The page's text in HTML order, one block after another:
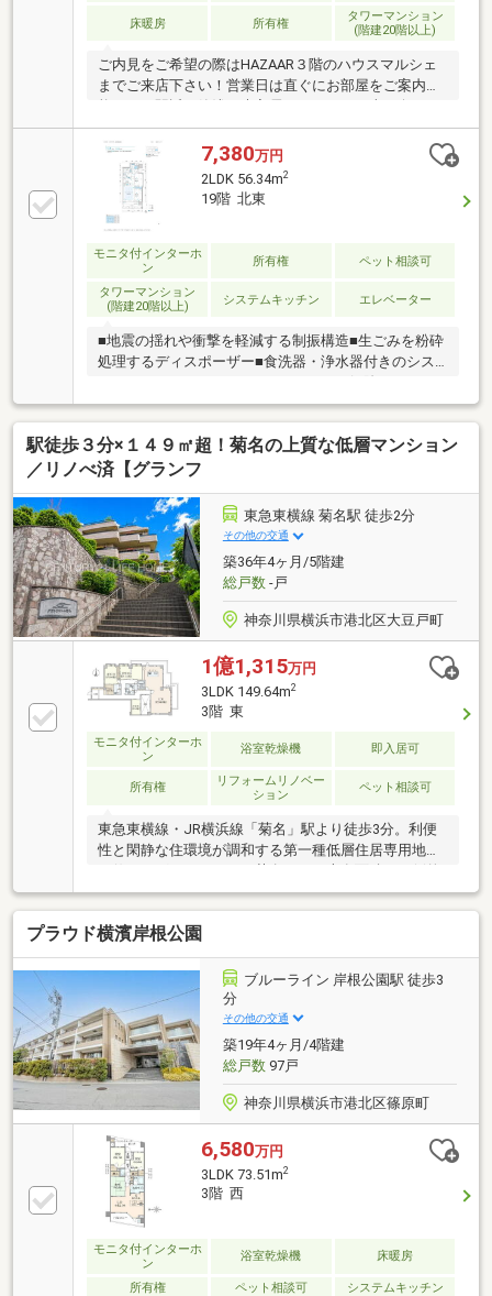
床暖房 所有権
タワーマンション
(階建20階以上)
ご内見をご希望の際はHAZAAR３階のハウスマルシェ
までご来店下さい！営業日は直ぐにお部屋をご案内可
制震構造 ２４時間ゴミ出し可
7,380万円
2LDK 56.34m2
19階 北東
モニタ付インターホ
ン
所有権 ペット相談可
タワーマンション
(階建20階以上)
システムキッチン エレベーター
■地震の揺れや衝撃を軽減する制振構造■生ごみを粉砕
処理するディスポーザー■食洗器・浄水器付きのシス
「bitlock」を採用■ペット飼育可（細則あり）■5階部
分に「個室ワークスペース」「ラウンジエリア」「キ
ッチンスタジオ」を備えた居住者専用施設■商業施設
「HAZAAR」一体型マンション■セコムによる24時間遠
場あり■全室二重サッシ
駅徒歩３分×１４９㎡超！菊名の上質な低層マンション
／リノべ済【グランフ
東急東横線 菊名駅 徒歩2分
その他の交通
築36年4ヶ月/5階建
総戸数-戸
神奈川県横浜市港北区大豆戸町
1億1,315万円
3LDK 149.64m2
3階 東
モニタ付インターホ
ン
浴室乾燥機 即入居可
所有権
リフォームリノベー
ション
ペット相談可
東急東横線・JR横浜線「菊名」駅より徒歩3分。利便
性と閑静な住環境が調和する第一種低層住居専用地域
に佇む、グランフォルム菊名です。専有面積は圧倒的
なゆとりを誇る149.64㎡。平成2年築の重厚感あるRC
造5階建の3階部分で、27.29㎡の広々としたバルコニー
が心地よい開放感を演出します。室内は2020年12月に
フルリノベーションを施しており、細部までこだわり
抜いたモダンで上質な住空間に生まれ変わっていま
す。管理体制は大手日本ハウズイングへの全部委託
（日勤）で管理状況も良好。現在は空家のため、ご都
合に合わせていつでもゆったりとご内覧いただけま
す。まずはその広さをご体感ください。
プラウド横濱岸根公園
ブルーライン 岸根公園駅 徒歩3
分
その他の交通
築19年4ヶ月/4階建
総戸数97戸
神奈川県横浜市港北区篠原町
6,580万円
3LDK 73.51m2
3階 西
モニタ付インターホ
ン
浴室乾燥機 床暖房
所有権 ペット相談可 システムキッチン